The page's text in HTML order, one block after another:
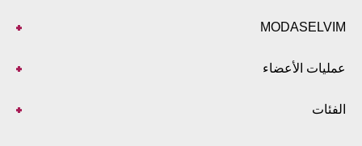
MODASELVIM
عمليات الأعضاء
الفئات